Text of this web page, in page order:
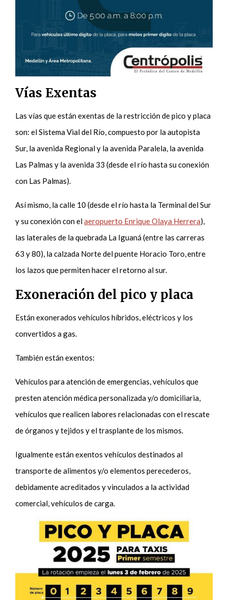
Vías Exentas
Las vías que están exentas de la restricción de pico y placa
son: el Sistema Vial del Río, compuesto por la autopista
Sur, la avenida Regional y la avenida Paralela, la avenida
Las Palmas y la avenida 33 (desde el río hasta su conexión
con Las Palmas).
Así mismo, la calle 10 (desde el río hasta la Terminal del Sur
y su conexión con elaeropuerto Enrique Olaya Herrera),
las laterales de la quebrada La Iguaná (entre las carreras
63 y 80), la calzada Norte del puente Horacio Toro, entre
los lazos que permiten hacer el retorno al sur.
Exoneración del pico y placa
Están exonerados vehículos híbridos, eléctricos y los
convertidos a gas.
También están exentos:
Vehículos para atención de emergencias, vehículos que
presten atención médica personalizada y/o domiciliaria,
vehículos que realicen labores relacionadas con el rescate
de órganos y tejidos y el trasplante de los mismos.
Igualmente están exentos vehículos destinados al
transporte de alimentos y/o elementos perecederos,
debidamente acreditados y vinculados a la actividad
comercial, vehículos de carga.